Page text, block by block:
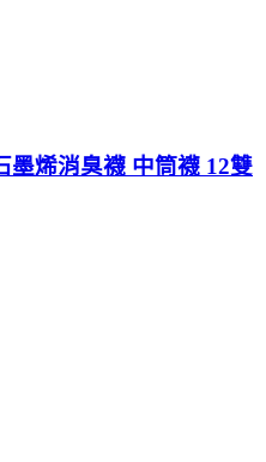
墨烯消臭襪 中筒襪 12雙